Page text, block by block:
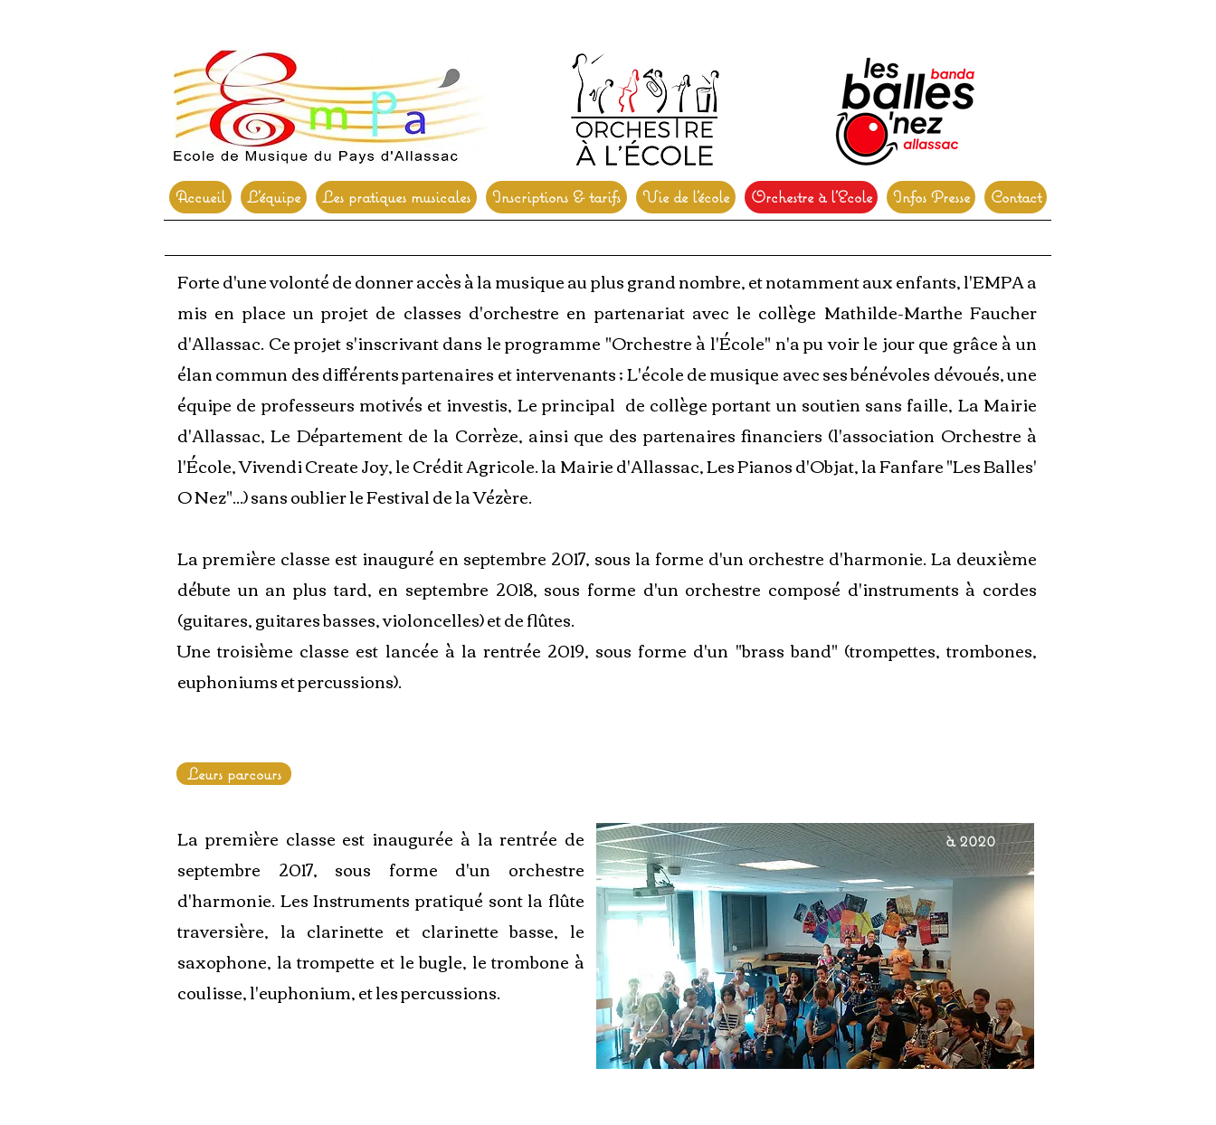
Accueil L'équipe Les pratiques musicales Inscriptions & tarifs Vie de l'école Orchestre à l'Ecole Infos Presse Contact
Forte d'une volonté de donner accès à la musique au plus grand nombre, et notamment aux enfants, l'EMPA a
mis en place un projet de classes d'orchestre en partenariat avec le collège Mathilde-Marthe Faucher
d'Allassac. Ce projet s'inscrivant dans le programme "Orchestre à l'École" n'a pu voir le jour que grâce à un
élan commun des différents partenaires et intervenants ; L'école de musique avec ses bénévoles dévoués, une
équipe de professeurs motivés et investis, Le principal de collège portant un soutien sans faille, La Mairie
d'Allassac, Le Département de la Corrèze, ainsi que des partenaires financiers (l'association Orchestre à
l'École, Vivendi Create Joy, le Crédit Agricole. la Mairie d'Allassac, Les Pianos d'Objat, la Fanfare "Les Balles'
O Nez"...) sans oublier le Festival de la Vézère.
La première classe est inauguré en septembre 2017, sous la forme d'un orchestre d'harmonie. La deuxième
débute un an plus tard, en septembre 2018, sous forme d'un orchestre composé d'instruments à cordes
(guitares, guitares basses, violoncelles) et de flûtes.
Une troisième classe est lancée à la rentrée 2019, sous forme d'un "brass band" (trompettes, trombones,
euphoniums et percussions).
Leurs parcours
La première classe est inaugurée à la rentrée de
septembre 2017, sous forme d'un orchestre
d'harmonie. Les Instruments pratiqué sont la flûte
traversière, la clarinette et clarinette basse, le
saxophone, la trompette et le bugle, le trombone à
coulisse, l'euphonium, et les percussions.
à 2020